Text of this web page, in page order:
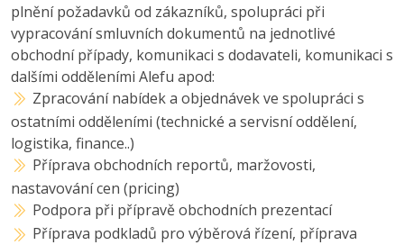
plnění požadavků od zákazníků, spolupráci při
vypracování smluvních dokumentů na jednotlivé
obchodní případy, komunikaci s dodavateli, komunikaci s
dalšími odděleními Alefu apod:
Zpracování nabídek a objednávek ve spolupráci s
ostatními odděleními (technické a servisní oddělení,
logistika, finance..)
Příprava obchodních reportů, maržovosti,
nastavování cen (pricing)
Podpora při přípravě obchodních prezentací
Příprava podkladů pro výběrová řízení, příprava